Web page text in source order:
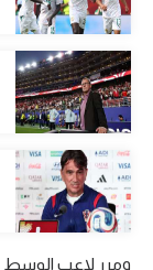
ركن الألعاب
أقسام خاصة
Gamers
ميركاتو
تحقيق في الجول
تقرير في الجول
ومرر لاعب الوسط 24 تمريرة صحيحة من 33 بنسبة دقة 73%.